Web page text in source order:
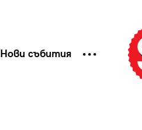
Нови събития